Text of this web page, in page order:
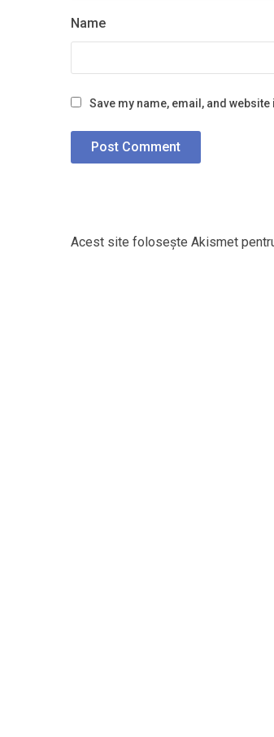
Name
Save my name, email, and
Acest site folosește Akismet